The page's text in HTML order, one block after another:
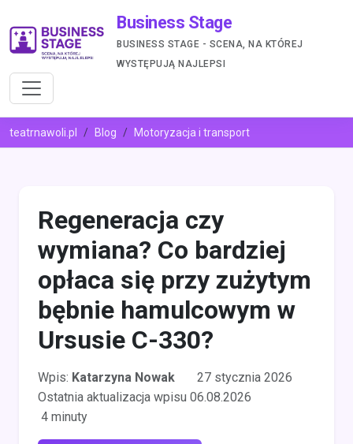
Business Stage
BUSINESS STAGE - SCENA, NA KTÓREJ
WYSTĘPUJĄ NAJLEPSI
teatrnawoli.pl Blog Motoryzacja i transport
Regeneracja czy
wymiana? Co bardziej
opłaca się przy zużytym
bębnie hamulcowym w
Ursusie C-330?
Wpis: Katarzyna Nowak
27 stycznia 2026
Ostatnia aktualizacja wpisu 06.08.2026
4 minuty